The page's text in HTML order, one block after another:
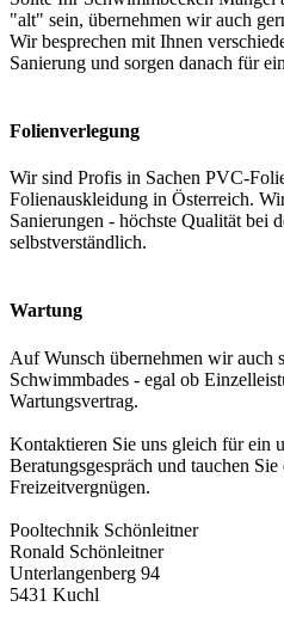
"alt" sein, übernehmen wir auch
Wir besprechen mit Ihnen
Sanierung und sorgen danach für
Folienverlegung
Wir sind Profis in Sachen PVC-
Folienauskleidung in Österreich.
Sanierungen - höchste Qualität bei
selbstverständlich.
Wartung
Auf Wunsch übernehmen wir auch
Schwimmbades - egal ob
Wartungsvertrag.
Kontaktieren Sie uns gleich für ein
Beratungsgespräch und tauchen
Freizeitvergnügen.
Pooltechnik Schönleitner
Ronald Schönleitner
Unterlangenberg 94
5431 Kuchl